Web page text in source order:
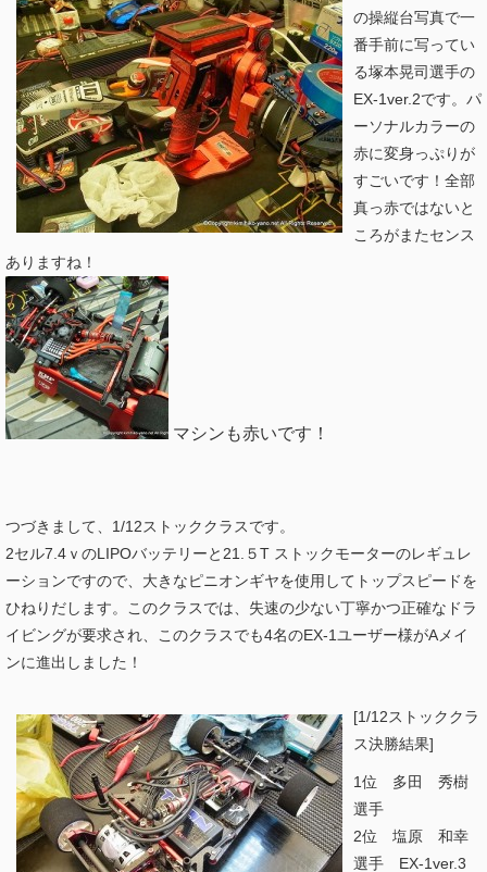
の操縦台写真で一
番手前に写ってい
る塚本晃司選手の
EX-1ver.2です。パ
ーソナルカラーの
赤に変身っぷりが
すごいです！全部
真っ赤ではないと
ころがまたセンス
ありますね！
マシンも赤いです！
つづきまして、1/12ストッククラスです。
2セル7.4ｖのLIPOバッテリーと21.５T ストックモーターのレギュレ
ーションですので、大きなピニオンギヤを使用してトップスピードを
ひねりだします。このクラスでは、失速の少ない丁寧かつ正確なドラ
イビングが要求され、このクラスでも4名のEX-1ユーザー様がAメイ
ンに進出しました！
[1/12ストッククラ
ス決勝結果]
1位 多田 秀樹
選手
2位 塩原 和幸
選手 EX-1ver.3